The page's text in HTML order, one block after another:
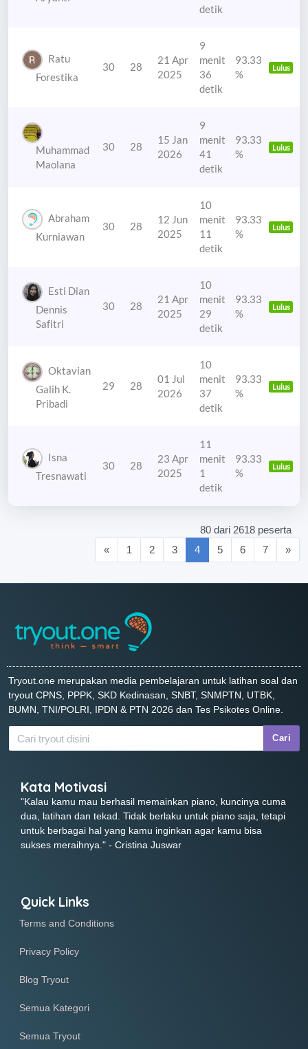
detik
Ratu
Forestika
30 28
21 Apr
2025
9
menit
36
detik
93.33
%
Lulus
Muhammad
Maolana
30 28
15 Jan
2026
9
menit
41
detik
93.33
%
Lulus
Abraham
Kurniawan
30 28
12 Jun
2025
10
menit
11
detik
93.33
%
Lulus
Esti Dian
Dennis
Safitri
30 28
21 Apr
2025
10
menit
29
detik
93.33
%
Lulus
Oktavian
Galih K.
Pribadi
29 28
01 Jul
2026
10
menit
37
detik
93.33
%
Lulus
Isna
Tresnawati
30 28
23 Apr
2025
11
menit
1
detik
93.33
%
Lulus
80 dari 2618 peserta
«
1 2 3 4(current)
5 6 7 »
Tryout.one merupakan media pembelajaran untuk latihan soal dan
tryout CPNS, PPPK, SKD Kedinasan, SNBT, SNMPTN, UTBK,
BUMN, TNI/POLRI, IPDN & PTN 2026 dan Tes Psikotes Online.
Cari
Kata Motivasi
"Kalau kamu mau berhasil memainkan piano, kuncinya cuma
dua, latihan dan tekad. Tidak berlaku untuk piano saja, tetapi
untuk berbagai hal yang kamu inginkan agar kamu bisa
sukses meraihnya." - Cristina Juswar
Quick Links
Terms and Conditions
Privacy Policy
Blog Tryout
Semua Kategori
Semua Tryout